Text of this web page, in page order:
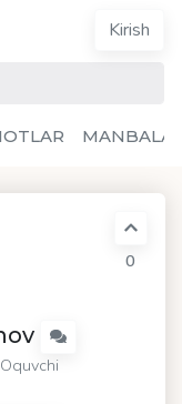
Kirish
0